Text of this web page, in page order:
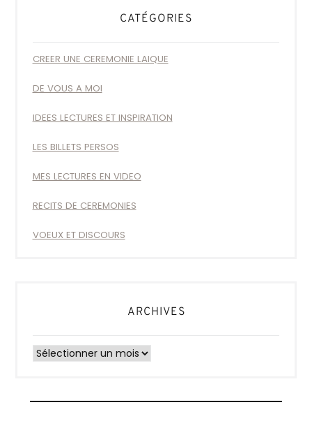
CATÉGORIES
CREER UNE CEREMONIE LAIQUE
DE VOUS A MOI
IDEES LECTURES ET INSPIRATION
LES BILLETS PERSOS
MES LECTURES EN VIDEO
RECITS DE CEREMONIES
VOEUX ET DISCOURS
ARCHIVES
Archives